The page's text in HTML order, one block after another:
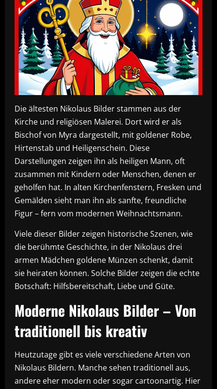
Die ältesten Nikolaus Bilder stammen aus der
Kirche und religiösen Malerei. Dort wird er als
Bischof von Myra dargestellt, mit goldener Robe,
Hirtenstab und Heiligenschein. Diese
Darstellungen zeigen ihn als heiligen Mann, oft
zusammen mit Kindern oder Menschen, denen er
geholfen hat. In alten Kirchenfenstern, Fresken und
Gemälden sieht man ihn als sanfte, freundliche
Figur – fern vom modernen Weihnachtsmann.
Viele dieser Bilder zeigen historische Szenen, wie
die berühmte Geschichte, in der Nikolaus drei
armen Mädchen goldene Münzen schenkt, damit
sie heiraten können. Solche Bilder zeigen die echte
Botschaft: Hilfsbereitschaft, Liebe und Güte.
Moderne Nikolaus Bilder – Von
traditionell bis kreativ
Heutzutage gibt es viele verschiedene Arten von
Nikolaus Bildern. Manche sehen traditionell aus,
andere eher modern oder sogar cartoonartig. Hier